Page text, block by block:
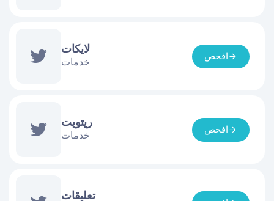
لايكات
خدمات
افحص
ريتويت
خدمات
افحص
تعليقات